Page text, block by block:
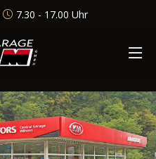
7.30 - 17.00 Uhr